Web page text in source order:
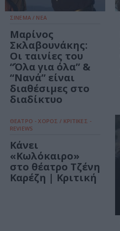
ΣΙΝΕΜΑ / ΝΕΑ
Μαρίνος
Σκλαβουνάκης:
Οι ταινίες του
“Όλα για όλα” &
“Νανά” είναι
διαθέσιμες στο
διαδίκτυο
ΘΕΑΤΡΟ - ΧΟΡΟΣ / ΚΡΙΤΙΚΕΣ -
REVIEWS
Κάνει
«Κωλόκαιρο»
στο θέατρο Τζένη
Καρέζη | Κριτική